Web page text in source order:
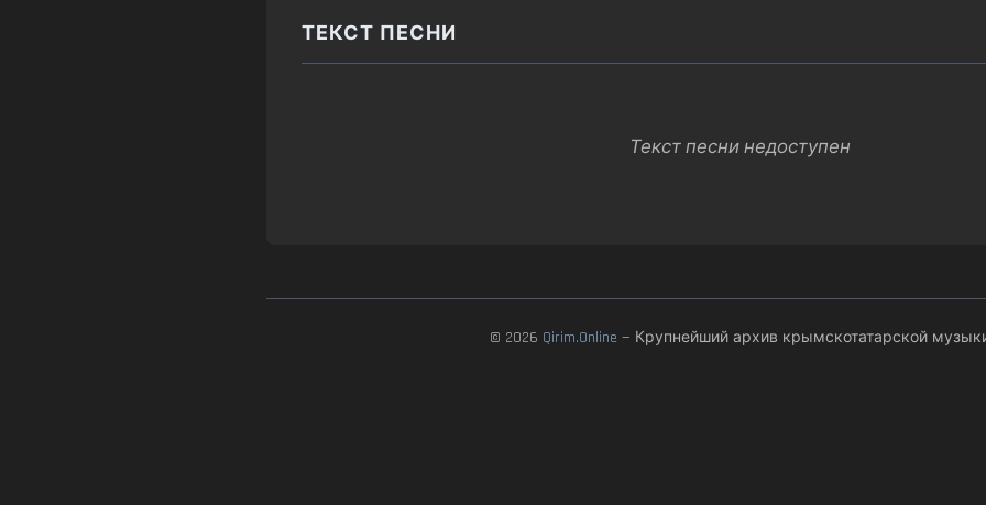
ТЕКСТ ПЕСНИ
Текст песни недоступен
© 2026 Qirim.Online — Крупнейший архив крымскотатарской